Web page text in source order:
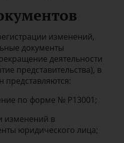
изменений,
документы
деятельности
представительства), в
представляются:
по форме № Р13001;
изменений в
юридического лица;